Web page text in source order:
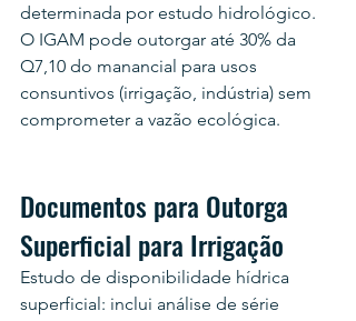
determinada por estudo hidrológico.
O IGAM pode outorgar até 30% da
Q7,10 do manancial para usos
consuntivos (irrigação, indústria) sem
comprometer a vazão ecológica.
Documentos para Outorga
Superficial para Irrigação
Estudo de disponibilidade hídrica
superficial: inclui análise de série